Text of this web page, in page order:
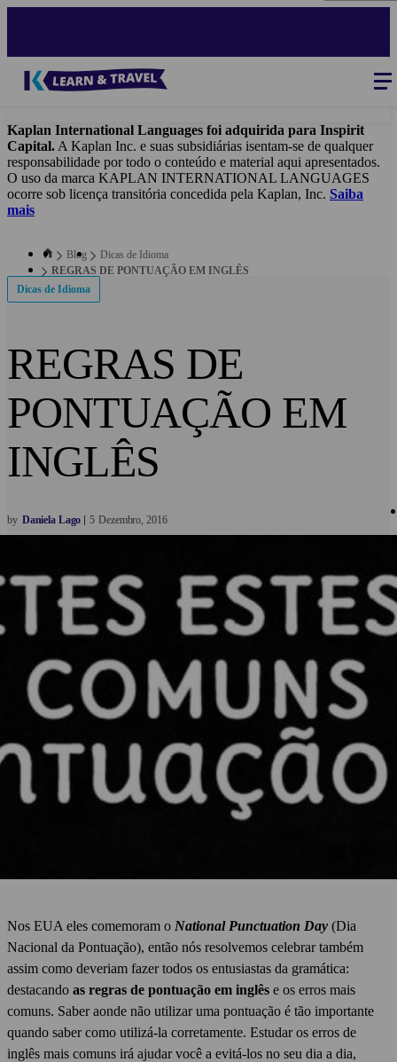
Kaplan International Languages foi adquirida para Inspirit
Capital. A Kaplan Inc. e suas subsidiárias isentam-se de qualquer
responsabilidade por todo o conteúdo e material aqui apresentados.
O uso da marca KAPLAN INTERNATIONAL LANGUAGES
ocorre sob licença transitória concedida pela Kaplan, Inc. Saiba
mais
Blog
Dicas de Idioma
REGRAS DE PONTUAÇÃO EM INGLÊS
Dicas de Idioma
REGRAS DE
PONTUAÇÃO EM
INGLÊS
by Daniela Lago 5 Dezembro 2016
Nos EUA eles comemoram o National Punctuation Day (Dia
Nacional da Pontuação), então nós resolvemos celebrar também
assim como deveriam fazer todos os entusiastas da gramática:
destacando as regras de pontuação em inglês e os erros mais
comuns. Saber aonde não utilizar uma pontuação é tão importante
quando saber como utilizá-la corretamente. Estudar os erros de
inglês mais comuns irá ajudar você a evitá-los no seu dia a dia,